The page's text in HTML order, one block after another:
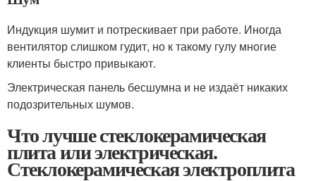
Индукция шумит и потрескивает при работе. Иногда
вентилятор слишком гудит, но к такому гулу многие
клиенты быстро привыкают.
Электрическая панель бесшумна и не издаёт никаких
подозрительных шумов.
Что лучше стеклокерамическая
плита или электрическая.
Стеклокерамическая электроплита